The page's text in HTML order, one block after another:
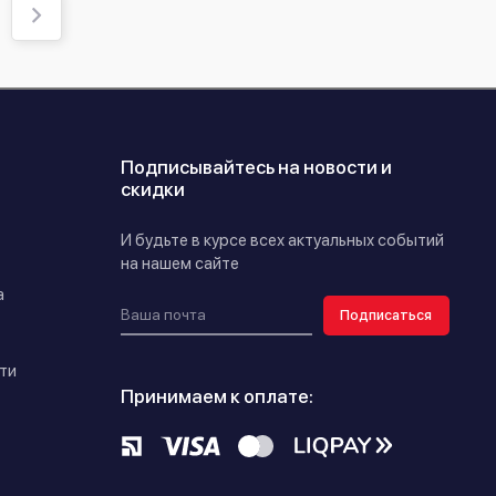
Подписывайтесь на новости и
скидки
И будьте в курсе всех актуальных событий
на нашем сайте
Подписаться
Принимаем к оплате: